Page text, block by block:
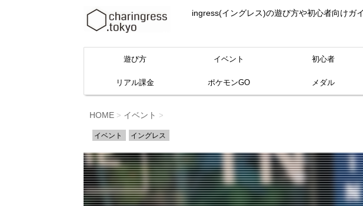
ingress(イングレス)の遊び方や初心者向けガ
遊び方 イベント 初心者
リアル課金 ポケモンGO メダル
HOME > イベント >
イベント イングレス